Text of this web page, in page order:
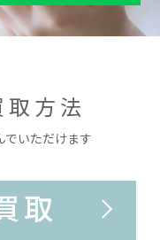
方法
でいただけます
取